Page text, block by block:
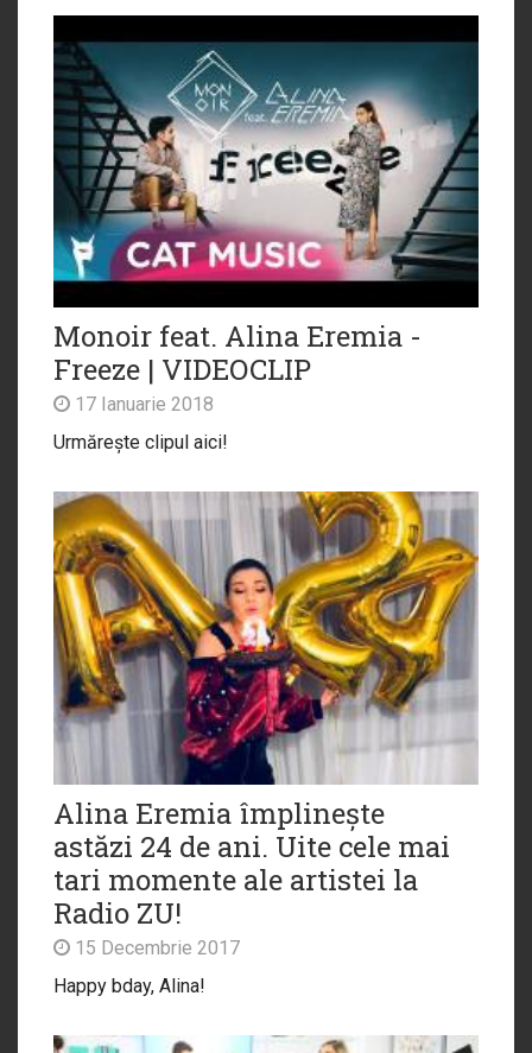
Monoir feat. Alina Eremia -
Freeze | VIDEOCLIP
17 Ianuarie 2018
Urmărește clipul aici!
Alina Eremia împlinește
astăzi 24 de ani. Uite cele mai
tari momente ale artistei la
Radio ZU!
15 Decembrie 2017
Happy bday, Alina!